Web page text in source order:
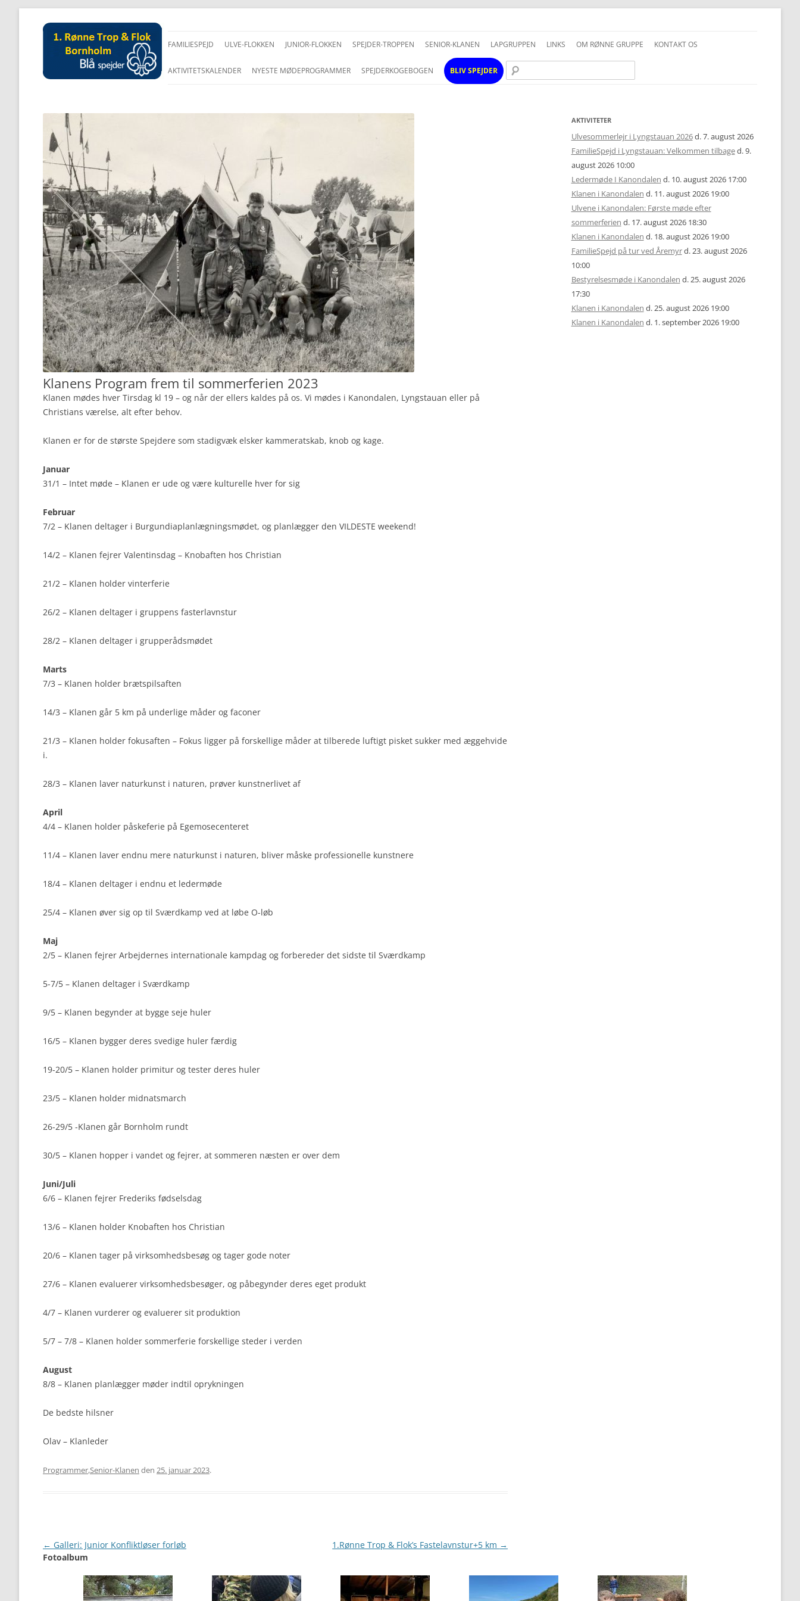
til
FAMILIESPEJD ULVE-FLOKKEN JUNIOR-FLOKKEN SPEJDER-TROPPEN SENIOR-KLANEN LAPGRUPPEN LINKS OM RØNNE GRUPPE
FOTOS OG COPYRIGHT
INFO JUNIOR-SPEJDER
INFO TROPPEN
KONTAKT OS
AKTIVITETSKALENDER NYESTE MØDEPROGRAMMER SPEJDERKOGEBOGEN BLIV SPEJDER
Klanens Program frem til sommerferien 2023
Klanen mødes hver Tirsdag kl 19 – og når der ellers kaldes på os. Vi mødes i Kanondalen, Lyngstauan eller på
Christians værelse, alt efter behov.
Klanen er for de største Spejdere som stadigvæk elsker kammeratskab, knob og kage.
Januar
31/1 – Intet møde – Klanen er ude og være kulturelle hver for sig
Februar
7/2 – Klanen deltager i Burgundiaplanlægningsmødet, og planlægger den VILDESTE weekend!
14/2 – Klanen fejrer Valentinsdag – Knobaften hos Christian
21/2 – Klanen holder vinterferie
26/2 – Klanen deltager i gruppens fasterlavnstur
28/2 – Klanen deltager i grupperådsmødet
Marts
7/3 – Klanen holder brætspilsaften
14/3 – Klanen går 5 km på underlige måder og faconer
21/3 – Klanen holder fokusaften – Fokus ligger på forskellige måder at tilberede luftigt pisket sukker med æggehvide
i.
28/3 – Klanen laver naturkunst i naturen, prøver kunstnerlivet af
April
4/4 – Klanen holder påskeferie på Egemosecenteret
11/4 – Klanen laver endnu mere naturkunst i naturen, bliver måske professionelle kunstnere
18/4 – Klanen deltager i endnu et ledermøde
25/4 – Klanen øver sig op til Sværdkamp ved at løbe O-løb
Maj
2/5 – Klanen fejrer Arbejdernes internationale kampdag og forbereder det sidste til Sværdkamp
5-7/5 – Klanen deltager i Sværdkamp
9/5 – Klanen begynder at bygge seje huler
16/5 – Klanen bygger deres svedige huler færdig
19-20/5 – Klanen holder primitur og tester deres huler
23/5 – Klanen holder midnatsmarch
26-29/5 -Klanen går Bornholm rundt
30/5 – Klanen hopper i vandet og fejrer, at sommeren næsten er over dem
Juni/Juli
6/6 – Klanen fejrer Frederiks fødselsdag
13/6 – Klanen holder Knobaften hos Christian
20/6 – Klanen tager på virksomhedsbesøg og tager gode noter
27/6 – Klanen evaluerer virksomhedsbesøger, og påbegynder deres eget produkt
4/7 – Klanen vurderer og evaluerer sit produktion
5/7 – 7/8 – Klanen holder sommerferie forskellige steder i verden
August
8/8 – Klanen planlægger møder indtil oprykningen
De bedste hilsner
Olav – Klanleder
Programmer,Senior-Klanen den 25. januar 2023.
Artikel
navigation
← Galleri: Junior Konfliktløser forløb 1.Rønne Trop & Flok’s Fastelavnstur+5 km →
AKTIVITETER
Ulvesommerlejr i Lyngstauan 2026d. 7. august 2026
FamilieSpejd i Lyngstauan: Velkommen tilbaged. 9.
august 2026 10:00
Ledermøde I Kanondalen d. 10. august 2026 17:00
Klanen i Kanondalen d. 11. august 2026 19:00
Ulvene i Kanondalen: Første møde efter
sommerferien d. 17. august 2026 18:30
Klanen i Kanondalen d. 18. august 2026 19:00
FamilieSpejd på tur ved Åremyrd. 23. august 2026
10:00
Bestyrelsesmøde i Kanondalen d. 25. august 2026
17:30
Klanen i Kanondalen d. 25. august 2026 19:00
Klanen i Kanondalen d. 1. september 2026 19:00
Fotoalbum